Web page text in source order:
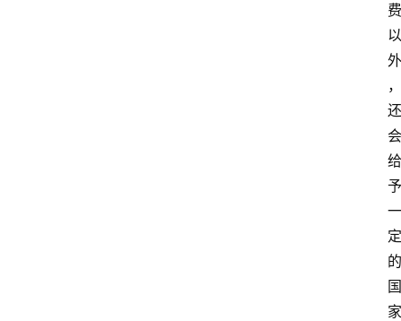
费
以
外
，
还
会
给
予
一
定
的
国
家